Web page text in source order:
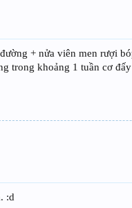
+ nửa viên men rượi
trong khoảng 1 tuần cơ đấy
:d